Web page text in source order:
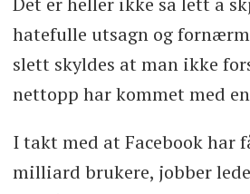
hatefulle utsagn og
slett skyldes at man ikke
nettopp har kommet med
I takt med at Facebook har
milliard brukere, jobber